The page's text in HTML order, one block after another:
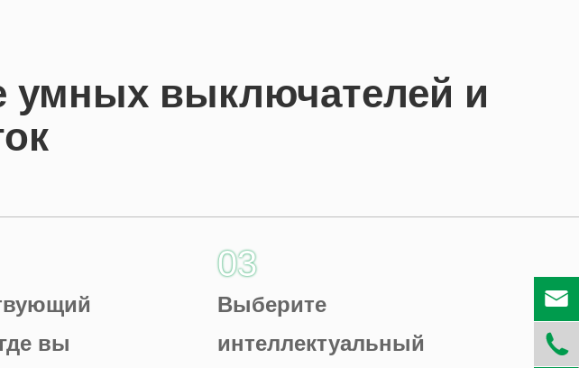
умных выключателей и
вы
03
Выберите
интеллектуальный

